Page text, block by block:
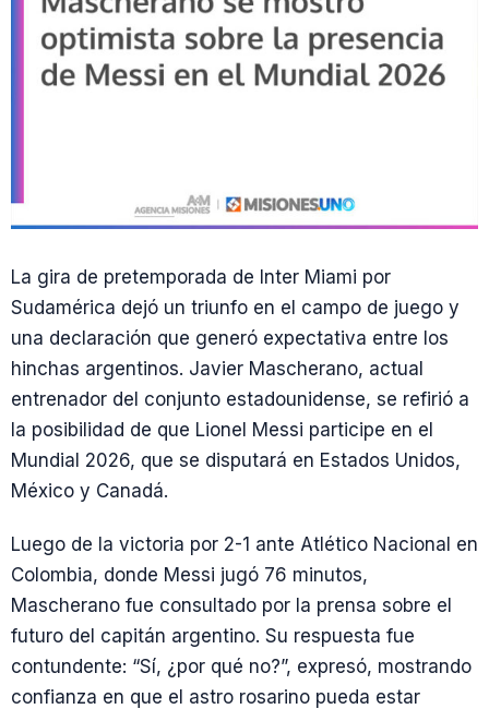
La gira de pretemporada de Inter Miami por
Sudamérica dejó un triunfo en el campo de juego y
una declaración que generó expectativa entre los
hinchas argentinos. Javier Mascherano, actual
entrenador del conjunto estadounidense, se refirió a
la posibilidad de que Lionel Messi participe en el
Mundial 2026, que se disputará en Estados Unidos,
México y Canadá.
Luego de la victoria por 2-1 ante Atlético Nacional en
Colombia, donde Messi jugó 76 minutos,
Mascherano fue consultado por la prensa sobre el
futuro del capitán argentino. Su respuesta fue
contundente: “Sí, ¿por qué no?”, expresó, mostrando
confianza en que el astro rosarino pueda estar